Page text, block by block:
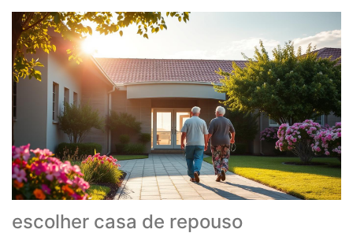
escolher casa de repouso